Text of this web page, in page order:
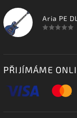
PŘIJÍMÁME